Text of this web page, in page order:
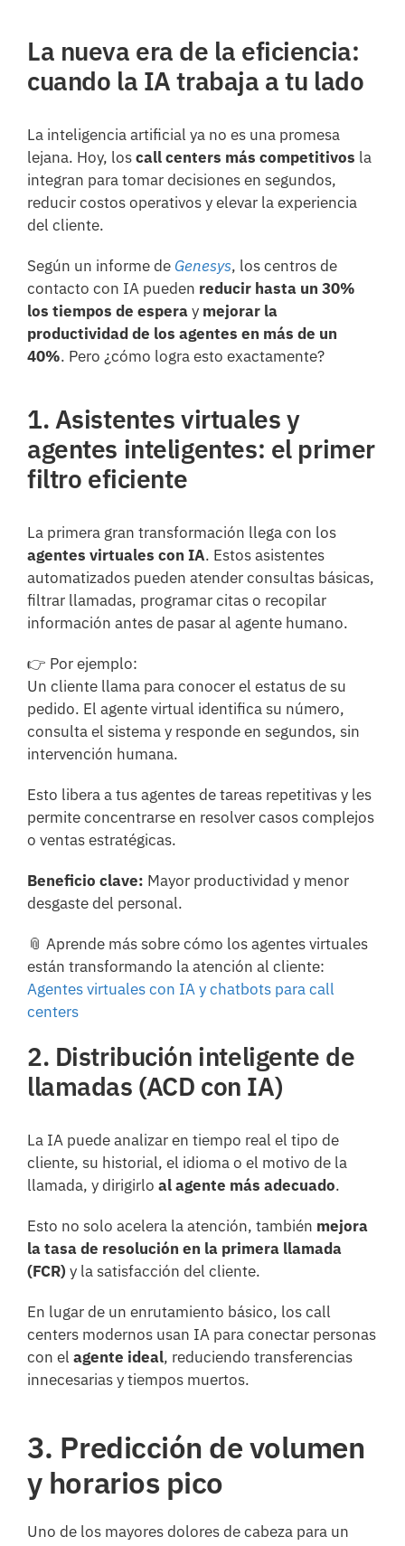
La nueva era de la eficiencia:
cuando la IA trabaja a tu lado
La inteligencia artificial ya no es una promesa
lejana. Hoy, loscall centers más competitivos la
integran para tomar decisiones en segundos,
reducir costos operativos y elevar la experiencia
del cliente.
Según un informe de Genesys, los centros de
contacto con IA pueden reducir hasta un 30%
los tiempos de esperay mejorar la
productividad de los agentes en más de un
40%. Pero ¿cómo logra esto exactamente?
1. Asistentes virtuales y
agentes inteligentes: el primer
filtro eficiente
La primera gran transformación llega con los
agentes virtuales con IA. Estos asistentes
automatizados pueden atender consultas básicas,
filtrar llamadas, programar citas o recopilar
información antes de pasar al agente humano.
👉 Por ejemplo:
Un cliente llama para conocer el estatus de su
pedido. El agente virtual identifica su número,
consulta el sistema y responde en segundos, sin
intervención humana.
Esto libera a tus agentes de tareas repetitivas y les
permite concentrarse en resolver casos complejos
o ventas estratégicas.
Beneficio clave: Mayor productividad y menor
desgaste del personal.
📎 Aprende más sobre cómo los agentes virtuales
están transformando la atención al cliente:
Agentes virtuales con IA y chatbots para call
centers
2. Distribución inteligente de
llamadas (ACD con IA)
La IA puede analizar en tiempo real el tipo de
cliente, su historial, el idioma o el motivo de la
llamada, y dirigirlo al agente más adecuado.
Esto no solo acelera la atención, también mejora
la tasa de resolución en la primera llamada
(FCR) y la satisfacción del cliente.
En lugar de un enrutamiento básico, los call
centers modernos usan IA para conectar personas
con el agente ideal, reduciendo transferencias
innecesarias y tiempos muertos.
3. Predicción de volumen
y horarios pico
Uno de los mayores dolores de cabeza para un